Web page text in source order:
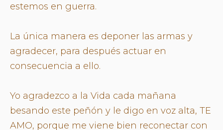
estemos en guerra.
La única manera es deponer las armas y
agradecer, para después actuar en
consecuencia a ello.
Yo agradezco a la Vida cada mañana
besando este peñón y le digo en voz alta, TE
AMO, porque me viene bien reconectar con